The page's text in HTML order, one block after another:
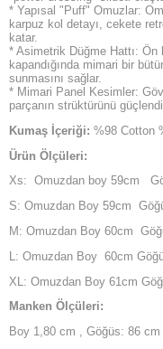
* Yapısal "Puff" Omuzlar:
karpuz kol detayı, cekete
katar.
* Asimetrik Düğme Hattı:
kapandığında mimari bir
sunmasını sağlar.
* Mimari Panel Kesimler:
parçanın strüktürünü
Kumaş İçeriği: %98 Cotton
Ürün Ölçüleri:
Xs: Omuzdan boy 59cm
S: Omuzdan Boy 59cm
M: Omuzdan Boy 60cm
L: Omuzdan Boy 60cm
XL: Omuzdan Boy 61cm
Manken Ölçüleri:
Boy 1,80 cm , Göğüs: 86